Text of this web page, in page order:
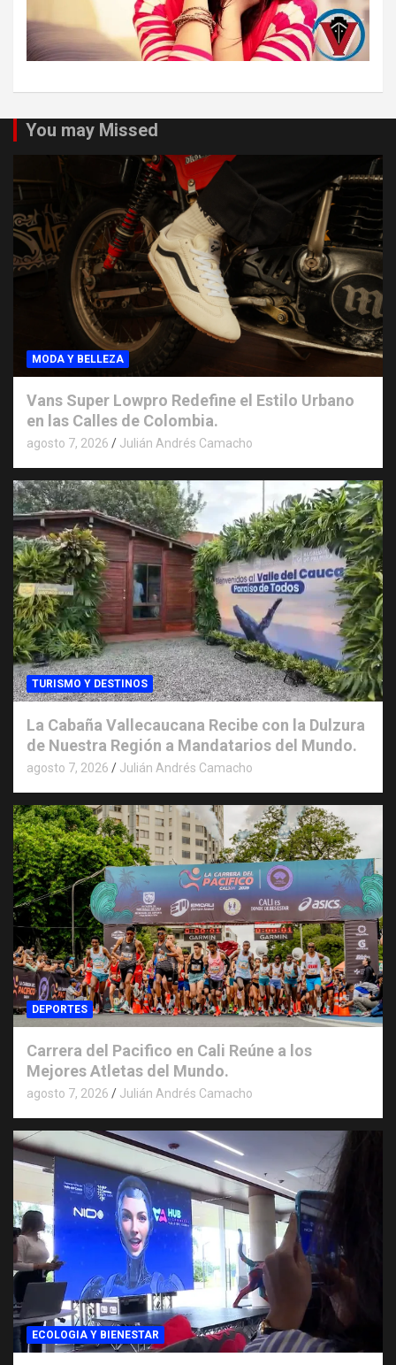
You may Missed
MODA Y BELLEZA
Vans Super Lowpro Redefine el Estilo Urbano
en las Calles de Colombia.
agosto 7, 2026 Julián Andrés Camacho
TURISMO Y DESTINOS
La Cabaña Vallecaucana Recibe con la Dulzura
de Nuestra Región a Mandatarios del Mundo.
agosto 7, 2026 Julián Andrés Camacho
DEPORTES
Carrera del Pacifico en Cali Reúne a los
Mejores Atletas del Mundo.
agosto 7, 2026 Julián Andrés Camacho
ECOLOGIA Y BIENESTAR